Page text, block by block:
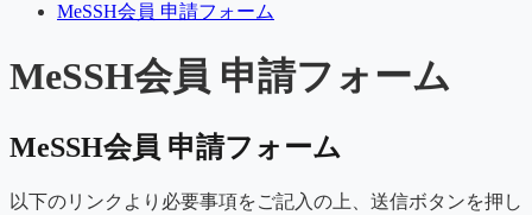
MeSSH会員 申請フォーム
MeSSH会員 申請フォーム
MeSSH会員 申請フォーム
以下のリンクより必要事項をご記入の上、送信ボタンを押し